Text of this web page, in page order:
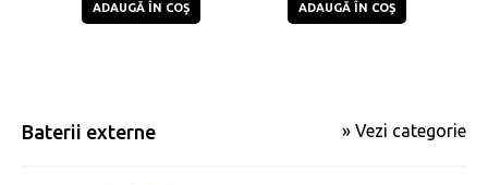
ADAUGĂ ÎN COŞ ADAUGĂ ÎN COŞ
Baterii externe » Vezi categorie